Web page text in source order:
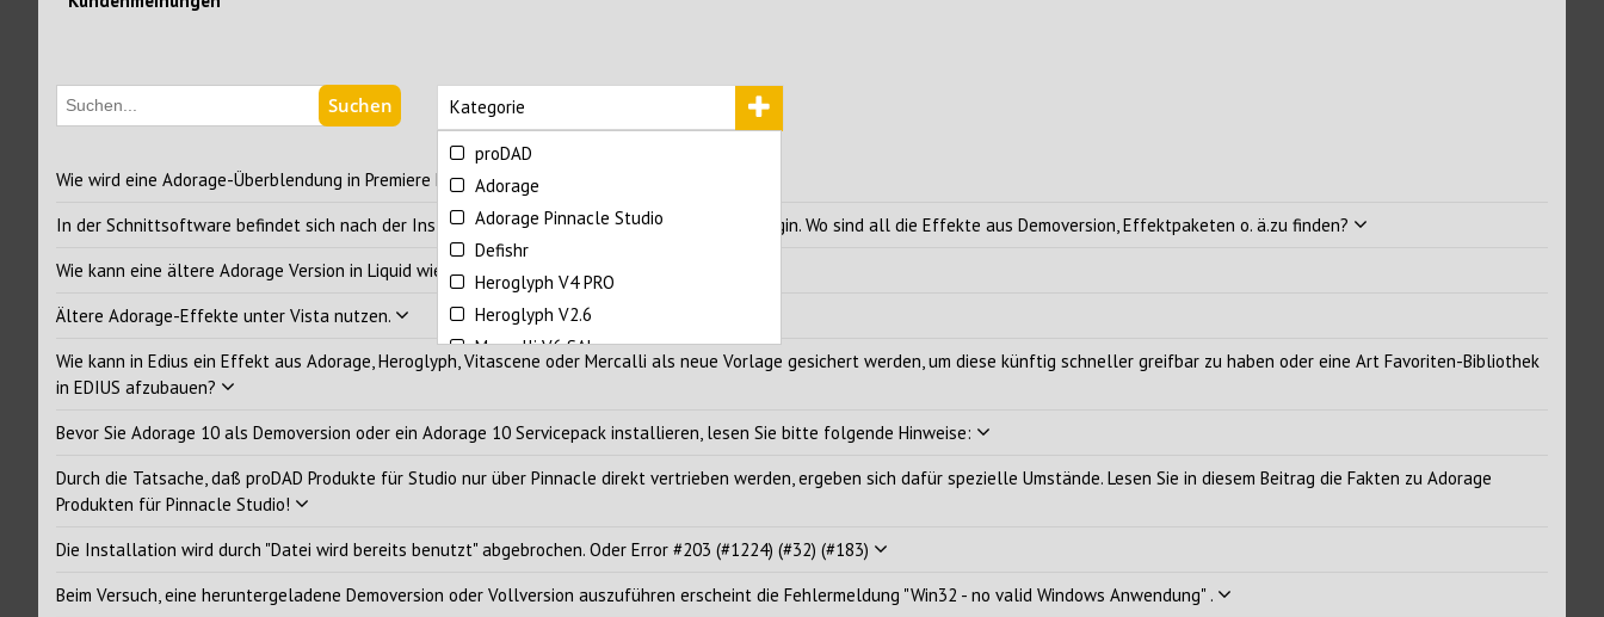
Suchen Kategorie
proDAD
Adorage
Adorage Pinnacle Studio
Defishr
Heroglyph V4 PRO
Heroglyph V2.6
Mercalli V6 SAL
Mercalli V2
Mercalli V1
ReSpeedr V1
VitaScene V2
Wie wird eine Adorage-Überblendung in Premiere Elements oder Pro erstellt?
In der Schnittsoftware befindet sich nach der Installation Adorages lediglich ein einziges Plugin. Wo sind all die Effekte aus Demoversion, Effektpaketen o. ä.zu finden?
Wie kann eine ältere Adorage Version in Liquid wieder genutzt werden?
Ältere Adorage-Effekte unter Vista nutzen.
Wie kann in Edius ein Effekt aus Adorage, Heroglyph, Vitascene oder Mercalli als neue Vorlage gesichert werden, um diese künftig schneller greifbar zu haben oder eine Art Favoriten-Bibliothek
in EDIUS afzubauen?
Bevor Sie Adorage 10 als Demoversion oder ein Adorage 10 Servicepack installieren, lesen Sie bitte folgende Hinweise:
Durch die Tatsache, daß proDAD Produkte für Studio nur über Pinnacle direkt vertrieben werden, ergeben sich dafür spezielle Umstände. Lesen Sie in diesem Beitrag die Fakten zu Adorage
Produkten für Pinnacle Studio!
Die Installation wird durch "Datei wird bereits benutzt" abgebrochen. Oder Error #203 (#1224) (#32) (#183)
Beim Versuch, eine heruntergeladene Demoversion oder Vollversion auszuführen erscheint die Fehlermeldung "Win32 - no valid Windows Anwendung" .